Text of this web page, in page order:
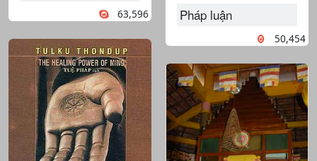
63,596 Pháp luận
50,454